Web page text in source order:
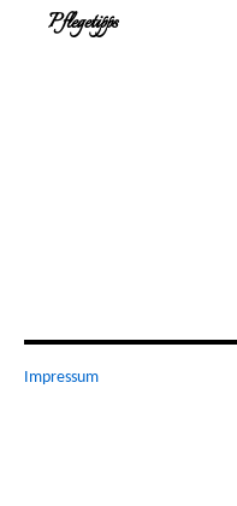
Pflegetipps
Impressum